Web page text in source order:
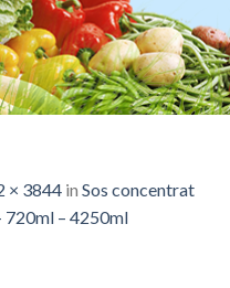
× 3844 in Sos concentrat
720ml – 4250ml